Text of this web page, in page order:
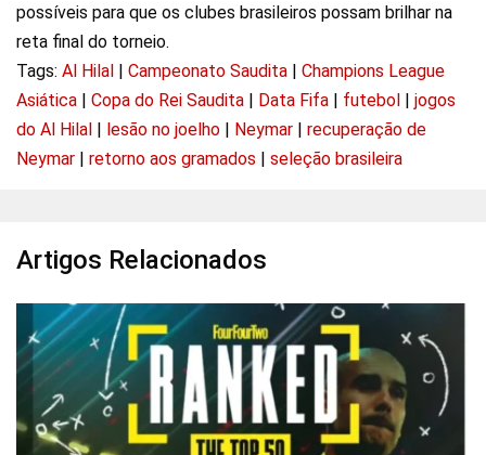
possíveis para que os clubes brasileiros possam brilhar na
reta final do torneio.
Tags: Al Hilal Campeonato Saudita
Champions League
Asiática
Copa do Rei Saudita Data Fifa futebol
jogos
do Al Hilal
lesão no joelho Neymar
recuperação de
Neymar
retorno aos gramados seleção brasileira
Artigos Relacionados